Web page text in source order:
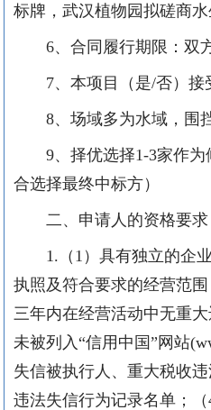
标牌，武汉植物园拟磋商
6、合同履行期限：双
7、本项目（是/否）
8、场域多为水域，围
9、择优选择1-3家作
合选择最终中标方）
二、申请人的资格要求
1. （ 1） 具有独立的企
执照及符合要求的经营范围
三年内在经营活动中无重大
未被列入“信用中国”网站
失信被执行人、重大税收
违法失信行为记录名单；